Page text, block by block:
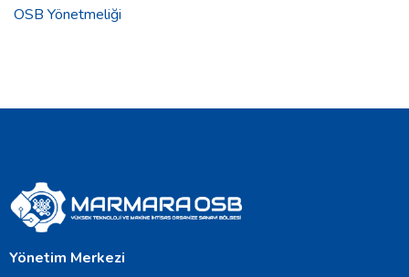
OSB Yönetmeliği
Yönetim Merkezi